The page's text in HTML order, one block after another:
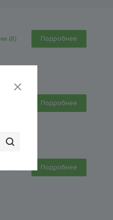
(8) Подробнее
Подробнее
Подробнее